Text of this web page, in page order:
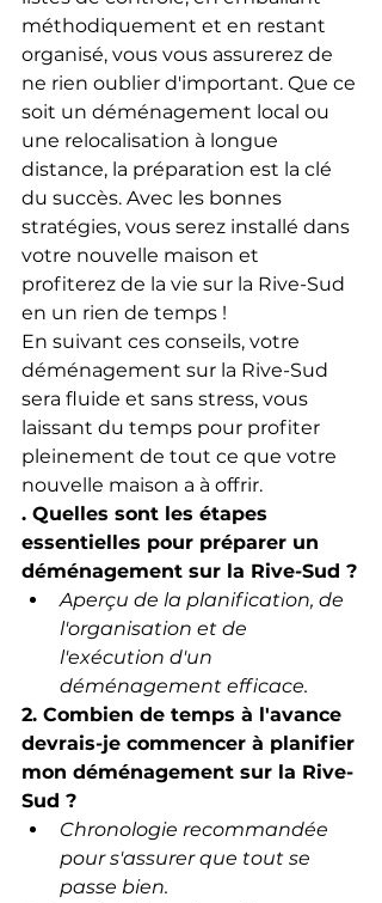
méthodiquement et en restant
organisé, vous vous assurerez de
ne rien oublier d'important. Que ce
soit un déménagement local ou
une relocalisation à longue
distance, la préparation est la clé
du succès. Avec les bonnes
stratégies, vous serez installé dans
votre nouvelle maison et
profiterez de la vie sur la Rive-Sud
en un rien de temps !
En suivant ces conseils, votre
déménagement sur la Rive-Sud
sera fluide et sans stress, vous
laissant du temps pour profiter
pleinement de tout ce que votre
nouvelle maison a à offrir.
. Quelles sont les étapes
essentielles pour préparer un
déménagement sur la Rive-Sud ?
Aperçu de la planification, de
l'organisation et de
l'exécution d'un
déménagement efficace.
2. Combien de temps à l'avance
devrais-je commencer à planifier
mon déménagement sur la Rive-
Sud ?
Chronologie recommandée
pour s'assurer que tout se
passe bien.